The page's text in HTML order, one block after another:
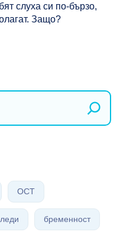
слуха си по-бързо,
Защо?
ОСТ
бременност